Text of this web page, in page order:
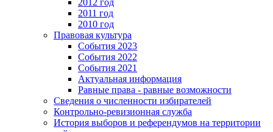
2012 год
2011 год
2010 год
Правовая культура
События 2023
События 2022
События 2021
Актуальная информация
Равные права - равные возможности
Сведения о численности избирателей
Контрольно-ревизионная служба
История выборов и референдумов на территории